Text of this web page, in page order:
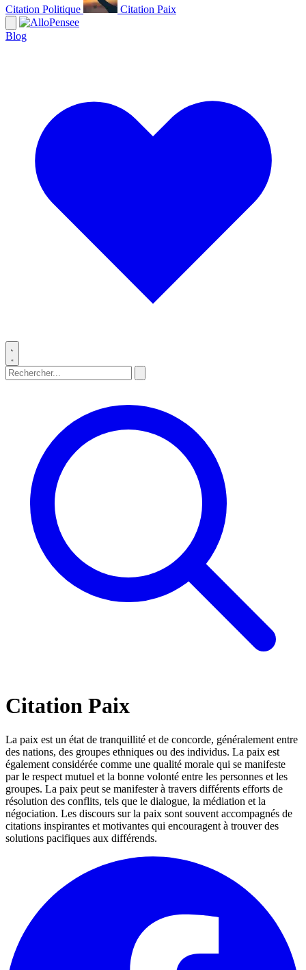
Citation Politique Citation Paix
Blog
Citation Paix
La paix est un état de tranquillité et de concorde, généralement entre
des nations, des groupes ethniques ou des individus. La paix est
également considérée comme une qualité morale qui se manifeste
par le respect mutuel et la bonne volonté entre les personnes et les
groupes. La paix peut se manifester à travers différents efforts de
résolution des conflits, tels que le dialogue, la médiation et la
négociation. Les discours sur la paix sont souvent accompagnés de
citations inspirantes et motivantes qui encouragent à trouver des
solutions pacifiques aux différends.